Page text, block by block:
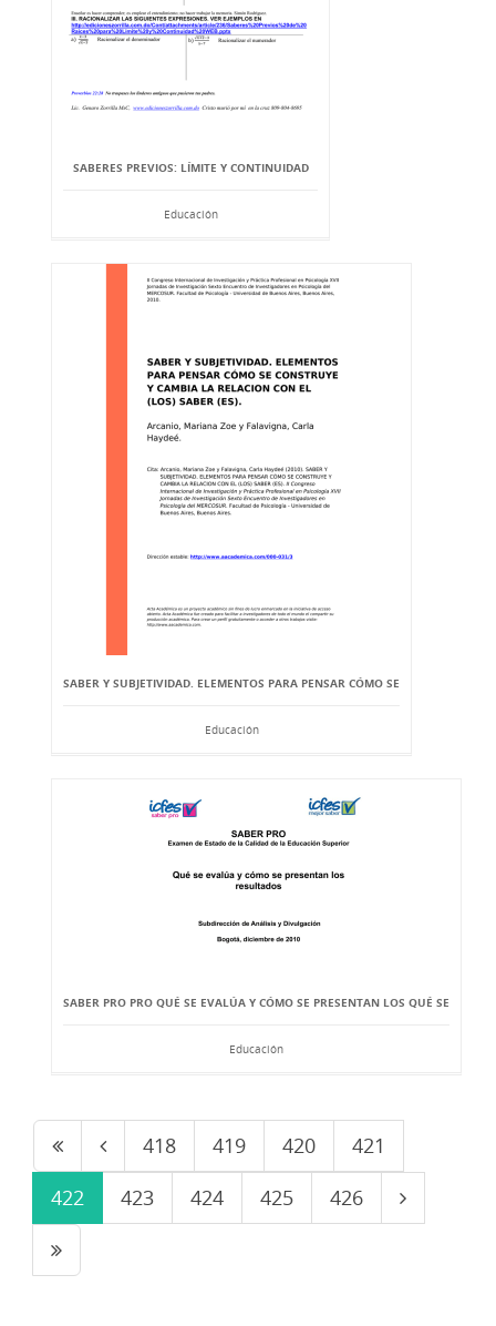
SABERES PREVIOS: LÍMITE Y CONTINUIDAD
Educación
SABER Y SUBJETIVIDAD. ELEMENTOS PARA PENSAR CÓMO SE
Educación
SABER PRO PRO QUÉ SE EVALÚA Y CÓMO SE PRESENTAN LOS QUÉ SE
Educación
418 419 420
421
422
423 424 425 426